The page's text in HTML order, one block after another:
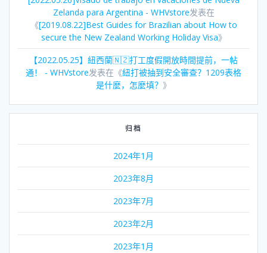
Zelanda para Argentina - WHVstore发表在
《[2019.08.22]Best Guides for Brazilian about How to
secure the New Zealand Working Holiday Visa》
【2022.05.25】紐西蘭🇳🇿打工度假開放時間提前，一帖
通！ - WHVstore发表在《紐打被抽到安全審查？1209表格
是什麼，怎麼填？ 》
归档
2024年1月
2023年8月
2023年7月
2023年2月
2023年1月